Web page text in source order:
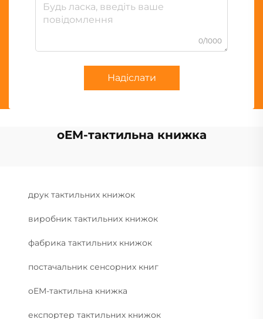
0/1000
Надіслати
oEM-тактильна книжка
друк тактильних книжок
виробник тактильних книжок
фабрика тактильних книжок
постачальник сенсорних книг
oEM-тактильна книжка
експортер тактильних книжок